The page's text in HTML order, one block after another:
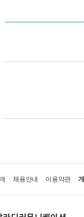
채용안내 이용약관